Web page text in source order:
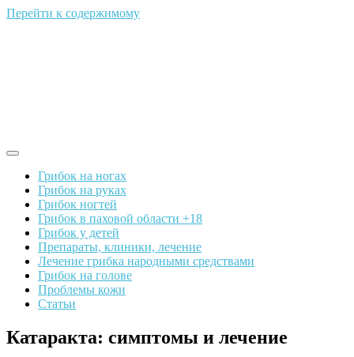
Перейти к содержимому
Грибок на ногах
Грибок на руках
Грибок ногтей
Грибок в паховой области +18
Грибок у детей
Препараты, клиники, лечение
Лечение грибка народными средствами
Грибок на голове
Проблемы кожи
Статьи
Катаракта: симптомы и лечение